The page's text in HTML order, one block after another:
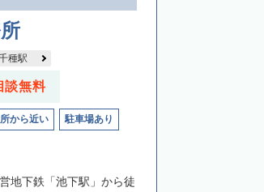
種駅
談無料
から近い 駐車場あり
地下鉄「池下駅」から徒